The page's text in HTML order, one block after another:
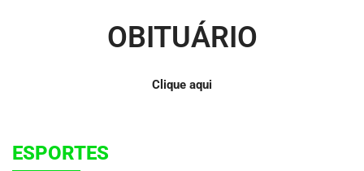
OBITUÁRIO
Clique aqui
ESPORTES